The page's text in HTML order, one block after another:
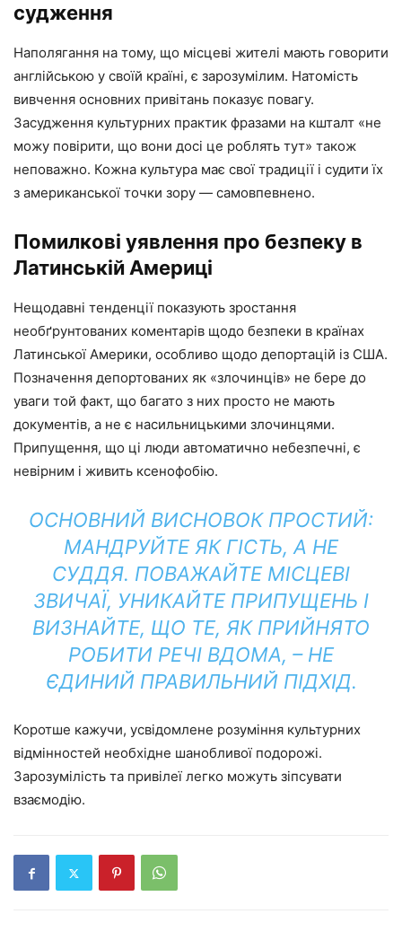
судження
Наполягання на тому, що місцеві жителі мають говорити
англійською у своїй країні, є зарозумілим. Натомість
вивчення основних привітань показує повагу.
Засудження культурних практик фразами на кшталт «не
можу повірити, що вони досі це роблять тут» також
неповажно. Кожна культура має свої традиції і судити їх
з американської точки зору — самовпевнено.
Помилкові уявлення про безпеку в
Латинській Америці
Нещодавні тенденції показують зростання
необґрунтованих коментарів щодо безпеки в країнах
Латинської Америки, особливо щодо депортацій із США.
Позначення депортованих як «злочинців» не бере до
уваги той факт, що багато з них просто не мають
документів, а не є насильницькими злочинцями.
Припущення, що ці люди автоматично небезпечні, є
невірним і живить ксенофобію.
ОСНОВНИЙ ВИСНОВОК ПРОСТИЙ:
МАНДРУЙТЕ ЯК ГІСТЬ, А НЕ
СУДДЯ. ПОВАЖАЙТЕ МІСЦЕВІ
ЗВИЧАЇ, УНИКАЙТЕ ПРИПУЩЕНЬ І
ВИЗНАЙТЕ, ЩО ТЕ, ЯК ПРИЙНЯТО
РОБИТИ РЕЧІ ВДОМА, – НЕ
ЄДИНИЙ ПРАВИЛЬНИЙ ПІДХІД.
Коротше кажучи, усвідомлене розуміння культурних
відмінностей необхідне шанобливої ​​подорожі.
Зарозумілість та привілеї легко можуть зіпсувати
взаємодію.